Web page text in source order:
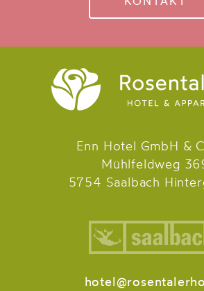
Enn Hotel GmbH &
Mühlfeldweg
5754 Saalbach